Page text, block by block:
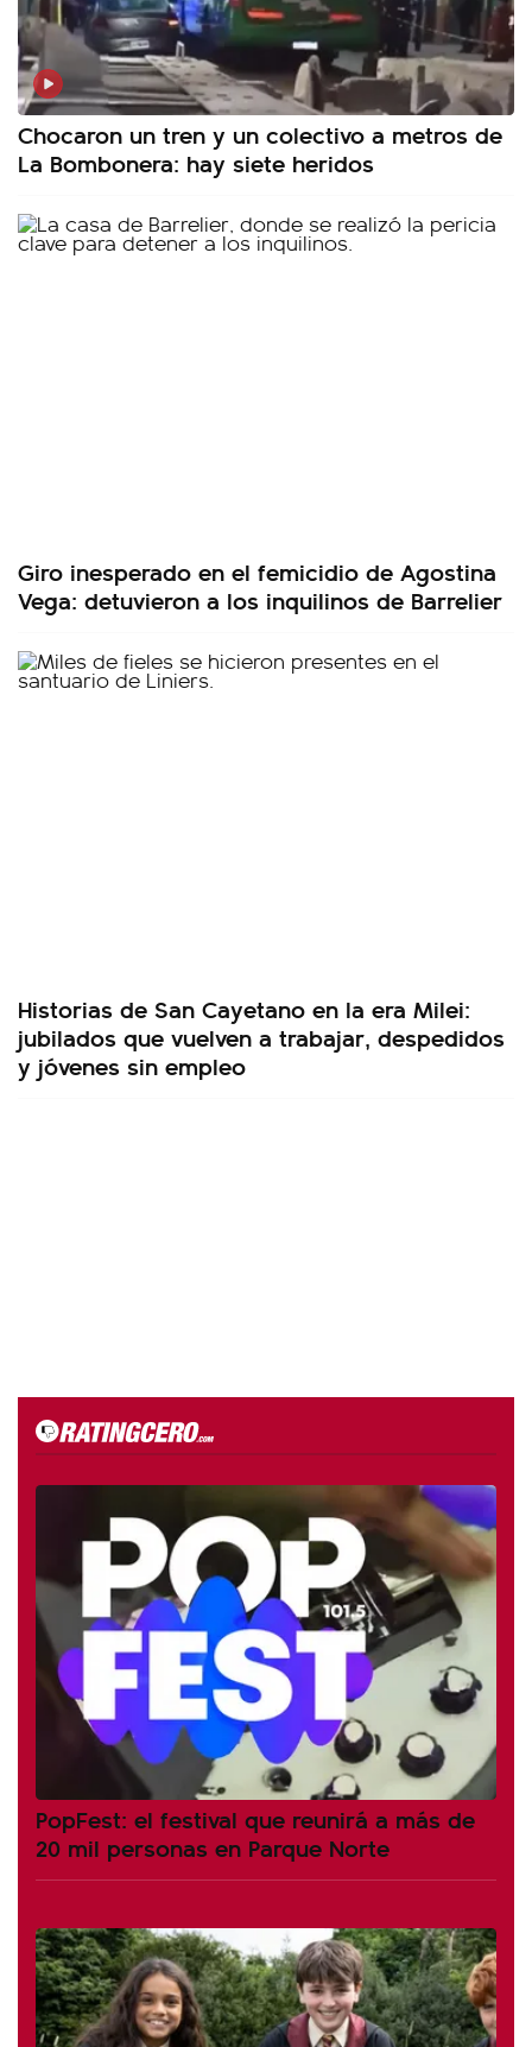
Chocaron un tren y un colectivo a metros de
La Bombonera: hay siete heridos
Giro inesperado en el femicidio de Agostina
Vega: detuvieron a los inquilinos de Barrelier
Historias de San Cayetano en la era Milei:
jubilados que vuelven a trabajar, despedidos
y jóvenes sin empleo
PopFest: el festival que reunirá a más de
20 mil personas en Parque Norte